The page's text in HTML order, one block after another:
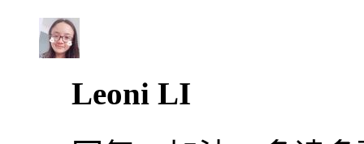
Leoni LI